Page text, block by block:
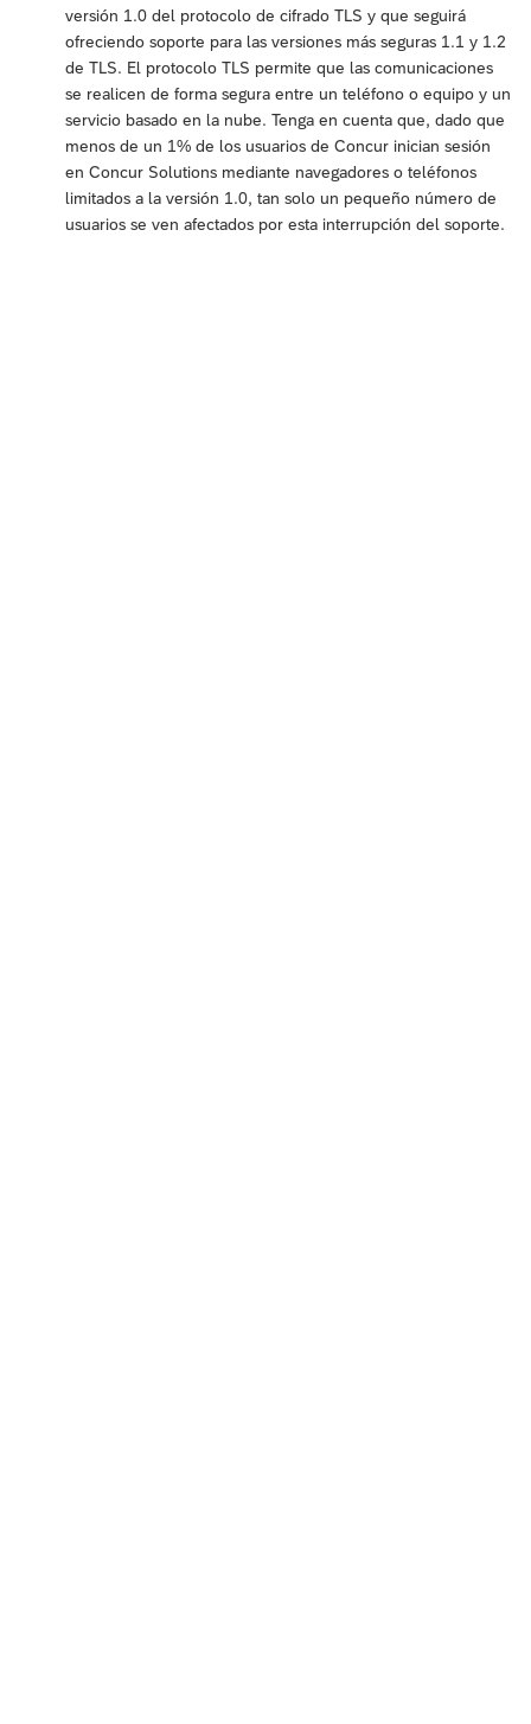
versión 1.0 del protocolo de cifrado TLS y que seguirá
ofreciendo soporte para las versiones más seguras 1.1 y 1.2
de TLS. El protocolo TLS permite que las comunicaciones
se realicen de forma segura entre un teléfono o equipo y un
servicio basado en la nube. Tenga en cuenta que, dado que
menos de un 1% de los usuarios de Concur inician sesión
en Concur Solutions mediante navegadores o teléfonos
limitados a la versión 1.0, tan solo un pequeño número de
usuarios se ven afectados por esta interrupción del soporte.